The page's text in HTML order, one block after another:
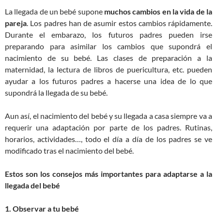
La llegada de un bebé supone muchos cambios en la vida de la
pareja. Los padres han de asumir estos cambios rápidamente.
Durante el embarazo, los futuros padres pueden irse
preparando para asimilar los cambios que supondrá el
nacimiento de su bebé. Las clases de preparación a la
maternidad, la lectura de libros de puericultura, etc. pueden
ayudar a los futuros padres a hacerse una idea de lo que
supondrá la llegada de su bebé.
Aun así, el nacimiento del bebé y su llegada a casa siempre va a
requerir una adaptación por parte de los padres. Rutinas,
horarios, actividades…, todo el día a día de los padres se ve
modificado tras el nacimiento del bebé.
Estos son los consejos más importantes para adaptarse a la
llegada del bebé
1. Observar a tu bebé